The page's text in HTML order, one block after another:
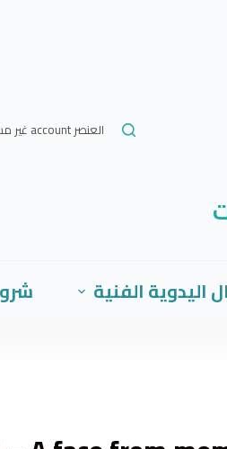
العنصر account غير مسجل أو لا يمتلك ملف view.php خاص به.
اليدوية الفنية